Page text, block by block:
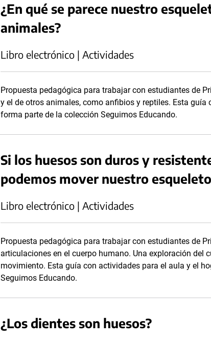
¿En qué se parece nuestro
animales?
Libro electrónico | Actividades
Propuesta pedagógica para trabajar con estudiantes de
y el de otros animales, como anfibios y reptiles. Esta
forma parte de la colección Seguimos Educando.
Si los huesos son duros y
podemos mover nuestro
Libro electrónico | Actividades
Propuesta pedagógica para trabajar con estudiantes de
articulaciones en el cuerpo humano. Una exploración del
movimiento. Esta guía con actividades para el aula y el
Seguimos Educando.
¿Los dientes son huesos?